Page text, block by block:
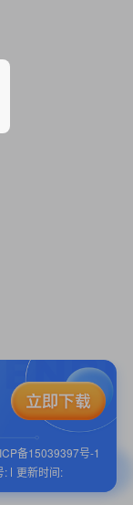
备15039397号-1
: 更新时间: